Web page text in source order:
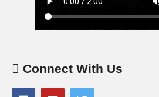
Connect With Us